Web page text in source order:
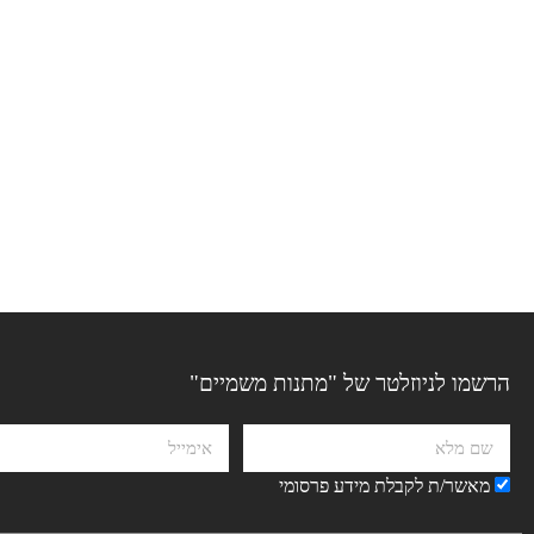
הרשמו לניוזלטר של "מתנות משמיים"
מאשר/ת לקבלת מידע פרסומי